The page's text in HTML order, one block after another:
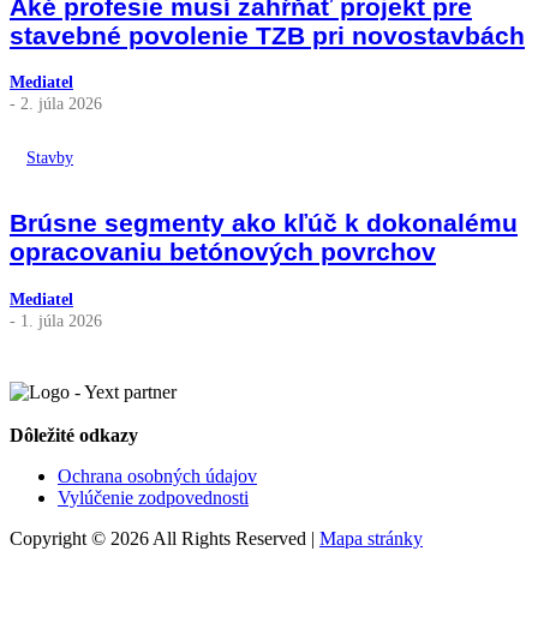
Aké profesie musí zahŕňať projekt pre
stavebné povolenie TZB pri novostavbách
Mediatel
- 2. júla 2026
Stavby
Brúsne segmenty ako kľúč k dokonalému
opracovaniu betónových povrchov
Mediatel
- 1. júla 2026
Dôležité odkazy
Ochrana osobných údajov
Vylúčenie zodpovednosti
Copyright © 2026 All Rights Reserved | Mapa stránky